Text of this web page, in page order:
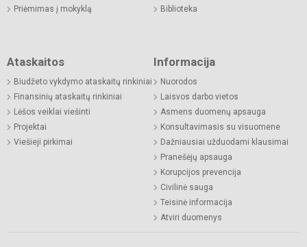
Priėmimas į mokyklą
Biblioteka
Ataskaitos
Biudžeto vykdymo ataskaitų rinkiniai
Finansinių ataskaitų rinkiniai
Lėšos veiklai viešinti
Projektai
Viešieji pirkimai
Informacija
Nuorodos
Laisvos darbo vietos
Asmens duomenų apsauga
Konsultavimasis su visuomene
Dažniausiai užduodami klausimai
Pranešėjų apsauga
Korupcijos prevencija
Civilinė sauga
Teisinė informacija
Atviri duomenys